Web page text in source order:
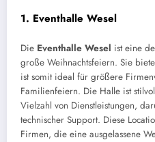
1. Eventhalle Wesel
Die Eventhalle Wesel ist eine
große Weihnachtsfeiern. Sie
ist somit ideal für größere
Familienfeiern. Die Halle ist
Vielzahl von Dienstleistungen,
technischer Support. Diese
Firmen, die eine ausgelassene